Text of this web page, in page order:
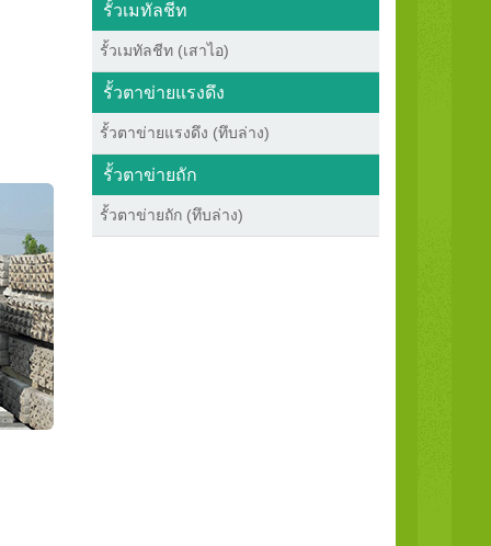
รั้วเมทัลชีท
รั้วเมทัลชีท (เสาไอ)
รั้วตาข่ายแรงดึง
รั้วตาข่ายแรงดึง (ทึบล่าง)
รั้วตาข่ายถัก
รั้วตาข่ายถัก (ทึบล่าง)